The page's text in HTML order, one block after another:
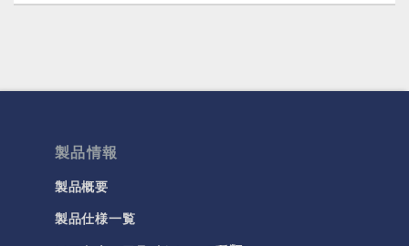
製品情報
製品概要
製品仕様一覧